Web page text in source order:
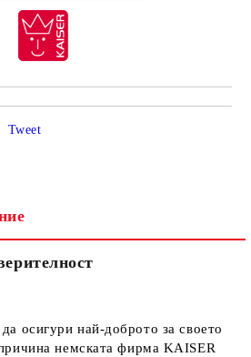
Tweet
осигури най-доброто за своето
немската фирма KAISER